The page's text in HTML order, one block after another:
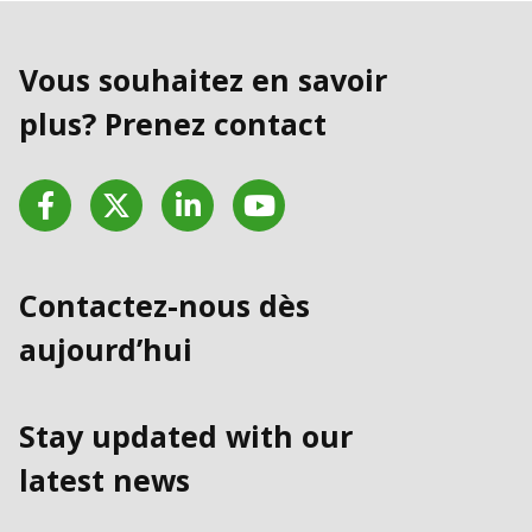
Vous souhaitez en savoir
plus? Prenez contact
FacebookTwitter LinkedInYouTube
Contactez-nous dès
aujourd’hui
Stay updated with our
latest news